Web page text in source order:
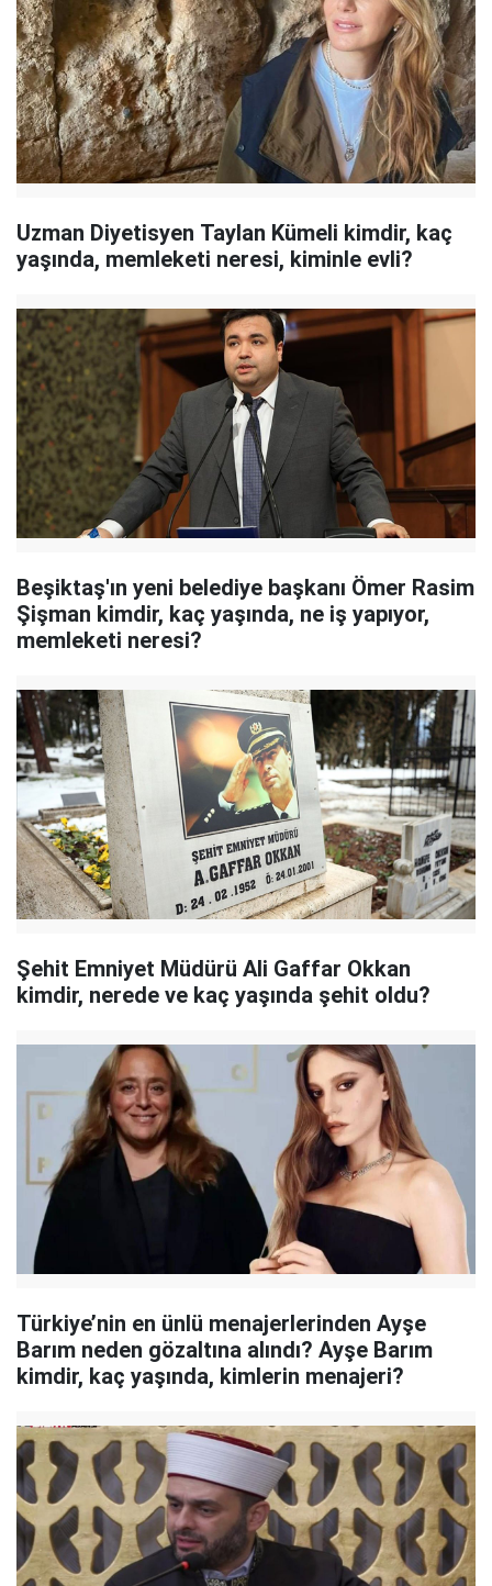
Uzman Diyetisyen Taylan Kümeli kimdir, kaç
yaşında, memleketi neresi, kiminle evli?
Beşiktaş'ın yeni belediye başkanı Ömer Rasim
Şişman kimdir, kaç yaşında, ne iş yapıyor,
memleketi neresi?
Şehit Emniyet Müdürü Ali Gaffar Okkan
kimdir, nerede ve kaç yaşında şehit oldu?
Türkiye’nin en ünlü menajerlerinden Ayşe
Barım neden gözaltına alındı? Ayşe Barım
kimdir, kaç yaşında, kimlerin menajeri?